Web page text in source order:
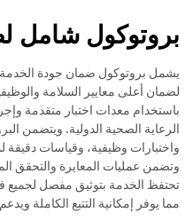
بروتوكول شامل
يشمل بروتوكول ضمان جودة
لضمان أعلى معايير السلامة
باستخدام معدات اختبار متقدمة
الرعاية الصحية الدولية. ويتضمن
واختبارات وظيفية، وقياسات دقيقة
وتضمن عمليات المعايرة والتحقق
تحتفظ الخدمة بتوثيق مفصل لجميع
مما يوفر إمكانية التتبع الكاملة